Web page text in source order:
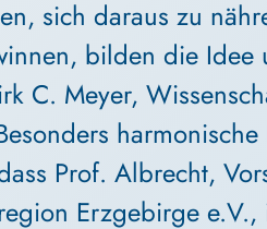
sich daraus zu
bilden die Idee
C. Meyer,
Prof. Albrecht,
Erzgebirge e.V.,